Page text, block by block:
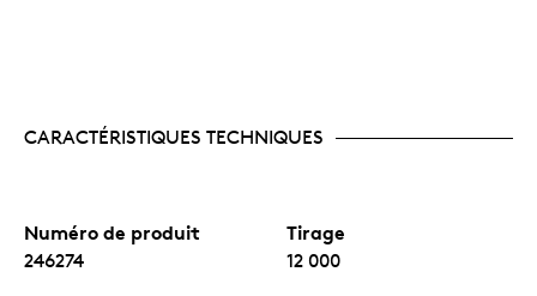
CARACTÉRISTIQUES TECHNIQUES
Numéro de produit
246274
Tirage
12 000